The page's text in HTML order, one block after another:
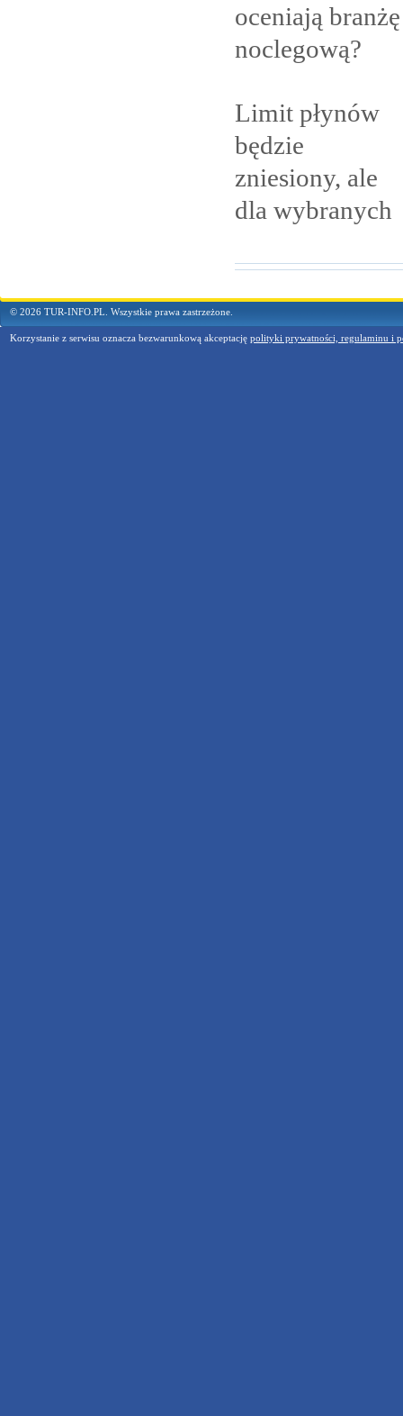
oceniają branżę
noclegową?
Limit płynów
będzie
zniesiony, ale
dla wybranych
© 2026 TUR-INFO.PL. Wszystkie prawa zastrzeżone.
Korzystanie z serwisu oznacza bezwarunkową akceptację polityki prywatności, regulaminu i